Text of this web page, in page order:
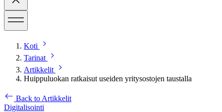
Koti
Tarinat
Artikkelit
Huippuluokan ratkaisut useiden yritysostojen taustalla
Back to Artikkelit
Digitalisointi